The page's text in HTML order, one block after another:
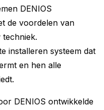
DENIOS
de voordelen van
installeren systeem dat
en hen alle
DENIOS ontwikkelde